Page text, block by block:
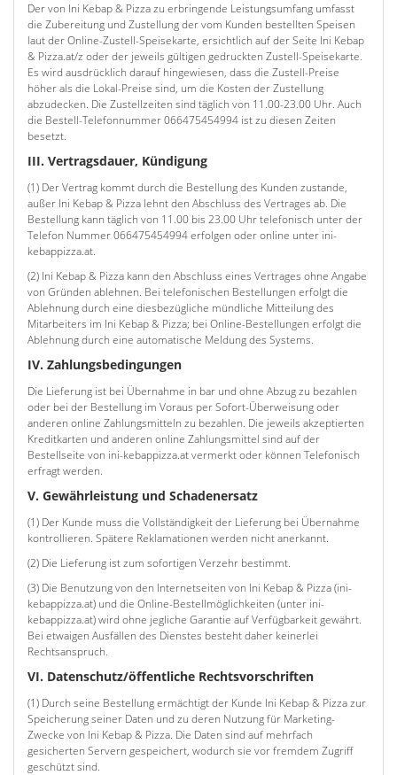
Der von Ini Kebap & Pizza zu erbringende Leistungsumfang umfasst
die Zubereitung und Zustellung der vom Kunden bestellten Speisen
laut der Online-Zustell-Speisekarte, ersichtlich auf der Seite Ini Kebap
& Pizza.at/z oder der jeweils gültigen gedruckten Zustell-Speisekarte.
Es wird ausdrücklich darauf hingewiesen, dass die Zustell-Preise
höher als die Lokal-Preise sind, um die Kosten der Zustellung
abzudecken. Die Zustellzeiten sind täglich von 11.00-23.00 Uhr. Auch
die Bestell-Telefonnummer 066475454994 ist zu diesen Zeiten
besetzt.
III. Vertragsdauer, Kündigung
(1) Der Vertrag kommt durch die Bestellung des Kunden zustande,
außer Ini Kebap & Pizza lehnt den Abschluss des Vertrages ab. Die
Bestellung kann täglich von 11.00 bis 23.00 Uhr telefonisch unter der
Telefon Nummer 066475454994 erfolgen oder online unter ini-
kebappizza.at.
(2) Ini Kebap & Pizza kann den Abschluss eines Vertrages ohne Angabe
von Gründen ablehnen. Bei telefonischen Bestellungen erfolgt die
Ablehnung durch eine diesbezügliche mündliche Mitteilung des
Mitarbeiters im Ini Kebap & Pizza; bei Online-Bestellungen erfolgt die
Ablehnung durch eine automatische Meldung des Systems.
IV. Zahlungsbedingungen
Die Lieferung ist bei Übernahme in bar und ohne Abzug zu bezahlen
oder bei der Bestellung im Voraus per Sofort-Überweisung oder
anderen online Zahlungsmitteln zu bezahlen. Die jeweils akzeptierten
Kreditkarten und anderen online Zahlungsmittel sind auf der
Bestellseite von ini-kebappizza.at vermerkt oder können Telefonisch
erfragt werden.
V. Gewährleistung und Schadenersatz
(1) Der Kunde muss die Vollständigkeit der Lieferung bei Übernahme
kontrollieren. Spätere Reklamationen werden nicht anerkannt.
(2) Die Lieferung ist zum sofortigen Verzehr bestimmt.
(3) Die Benutzung von den Internetseiten von Ini Kebap & Pizza (ini-
kebappizza.at) und die Online-Bestellmöglichkeiten (unter ini-
kebappizza.at) wird ohne jegliche Garantie auf Verfügbarkeit gewährt.
Bei etwaigen Ausfällen des Dienstes besteht daher keinerlei
Rechtsanspruch.
VI. Datenschutz/öffentliche Rechtsvorschriften
(1) Durch seine Bestellung ermächtigt der Kunde Ini Kebap & Pizza zur
Speicherung seiner Daten und zu deren Nutzung für Marketing-
Zwecke von Ini Kebap & Pizza. Die Daten sind auf mehrfach
gesicherten Servern gespeichert, wodurch sie vor fremdem Zugriff
geschützt sind.